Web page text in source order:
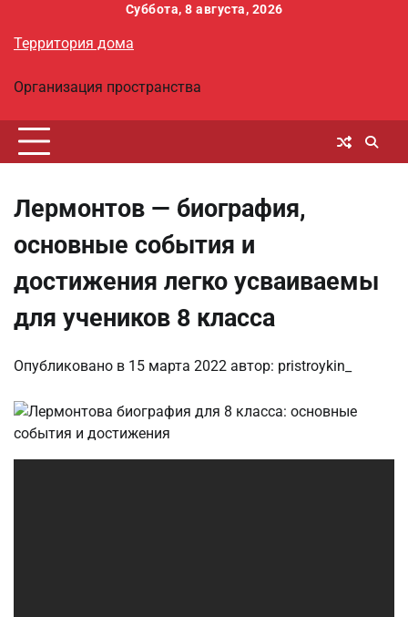
содержимому
Суббота, 8 августа, 2026
Территория дома
Организация пространства
Лермонтов — биография,
основные события и
достижения легко усваиваемы
для учеников 8 класса
Опубликовано в 15 марта 2022 автор: pristroykin_